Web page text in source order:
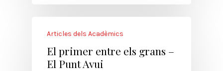
Articles dels Acadèmics
El primer entre els grans –
El Punt Avui